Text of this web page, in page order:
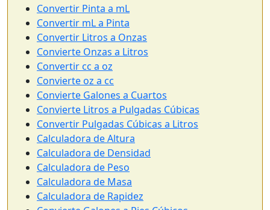
Convertir Pinta a mL
Convertir mL a Pinta
Convertir Litros a Onzas
Convierte Onzas a Litros
Convertir cc a oz
Convierte oz a cc
Convierte Galones a Cuartos
Convierte Litros a Pulgadas Cúbicas
Convertir Pulgadas Cúbicas a Litros
Calculadora de Altura
Calculadora de Densidad
Calculadora de Peso
Calculadora de Masa
Calculadora de Rapidez